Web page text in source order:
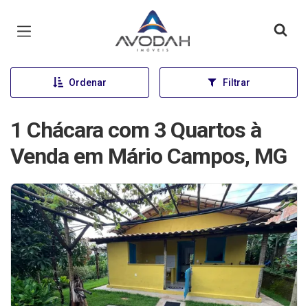
Página inicial
Ordenar Filtrar
1 Chácara com 3 Quartos à
Venda em Mário Campos, MG